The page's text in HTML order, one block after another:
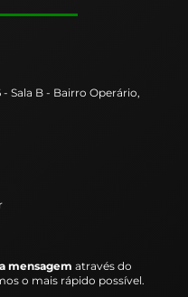
Sala B - Bairro Operário,
mensagem através do
o mais rápido possível.